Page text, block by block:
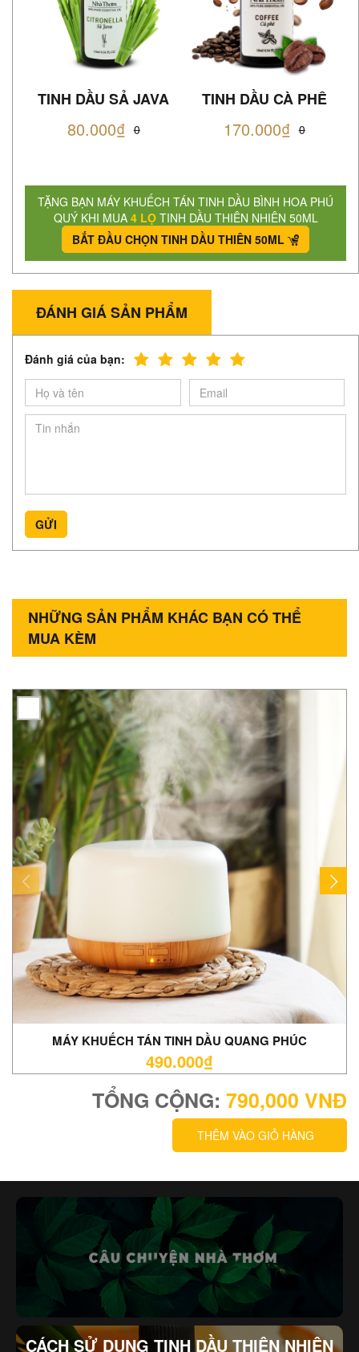
TINH DẦU SẢ JAVA
80.000₫ 0
TINH DẦU CÀ PHÊ
170.000₫ 0
TẶNG BẠN MÁY KHUẾCH TÁN TINH DẦU BÌNH HOA PHÚ
QUÝ KHI MUA 4 LỌTINH DẦU THIÊN NHIÊN 50ML
BẮT ĐẦU CHỌN TINH DẦU THIÊN 50ML
ĐÁNH GIÁ SẢN PHẨM
Đánh giá của bạn:
GỬI
NHỮNG SẢN PHẨM KHÁC BẠN CÓ THỂ
MUA KÈM
MÁY KHUẾCH TÁN TINH DẦU QUANG PHÚC
490.000₫
TỔNG CỘNG: 790,000 VNĐ
THÊM VÀO GIỎ HÀNG
CÁCH SỬ DỤNG TINH DẦU THIÊN NHIÊN